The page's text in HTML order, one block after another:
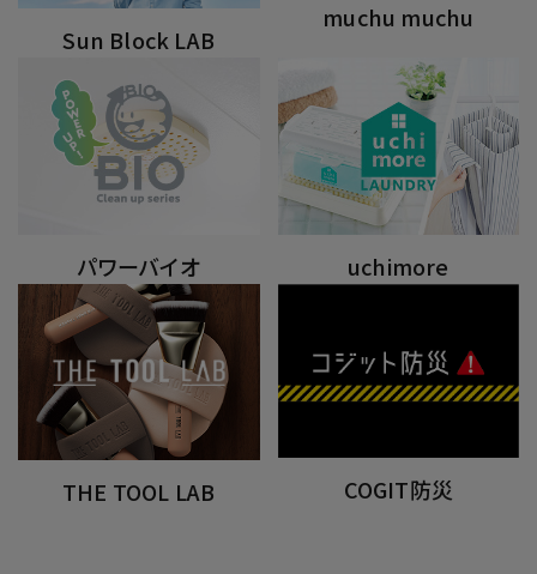
Sun Block LAB
muchu muchu
パワーバイオ uchimore
THE TOOL LAB COGIT防災